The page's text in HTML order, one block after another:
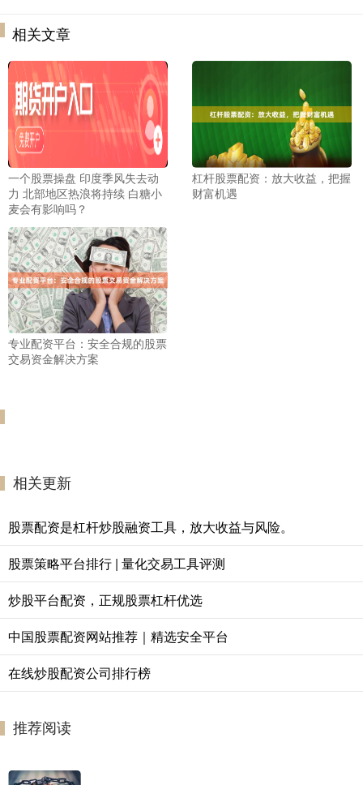
相关文章
一个股票操盘 印度季风失去动
力 北部地区热浪将持续 白糖小
麦会有影响吗？
杠杆股票配资：放大收益，把握
财富机遇
专业配资平台：安全合规的股票
交易资金解决方案
相关更新
股票配资是杠杆炒股融资工具，放大收益与风险。
股票策略平台排行 | 量化交易工具评测
炒股平台配资，正规股票杠杆优选
中国股票配资网站推荐｜精选安全平台
在线炒股配资公司排行榜
推荐阅读